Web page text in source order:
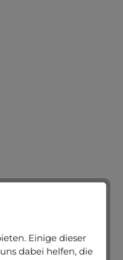
Einige dieser
dabei helfen, die